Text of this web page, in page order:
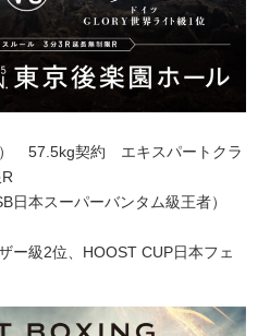
57.5kg契約 エキスパートクラ
日本スーパーバンタム級王者）
ー級2位、HOOST CUP日本フェ